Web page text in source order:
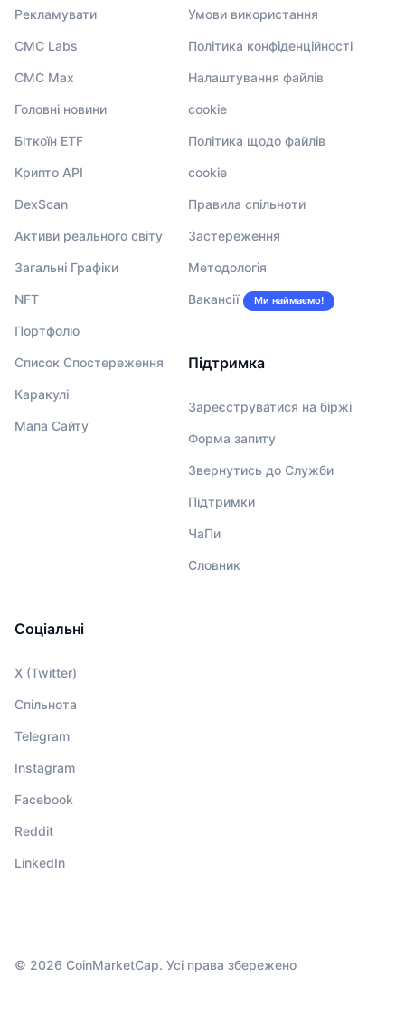
Рекламувати
CMC Labs
CMC Max
Головні новини
Біткоїн ETF
Крипто API
DexScan
Активи реального світу
Загальні Графіки
NFT
Портфоліо
Список Спостереження
Каракулі
Мапа Сайту
Умови використання
Політика конфіденційності
Налаштування файлів
cookie
Політика щодо файлів
cookie
Правила спільноти
Застереження
Методологія
Вакансії Ми наймаємо!
Підтримка
Зареєструватися на біржі
Форма запиту
Звернутись до Служби
Підтримки
ЧаПи
Словник
Соціальні
X (Twitter)
Спільнота
Telegram
Instagram
Facebook
Reddit
LinkedIn
© 2026 CoinMarketCap. Усі права збережено